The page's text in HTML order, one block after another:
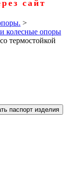
сайт
>
колесные опоры
термостойкой
Распечатать паспорт изделия